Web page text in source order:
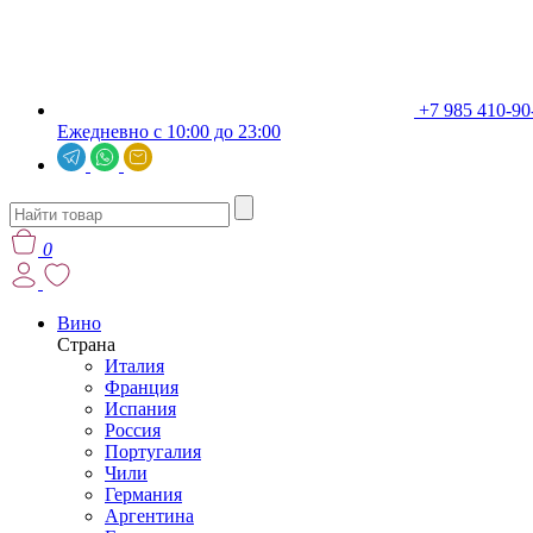
+7 985 410-
Ежедневно с 10:00 до 23:00
0
Вино
Страна
Италия
Франция
Испания
Россия
Португалия
Чили
Германия
Аргентина